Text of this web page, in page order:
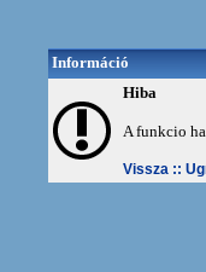
Információ
Hiba
A funkcio
Vissza ::